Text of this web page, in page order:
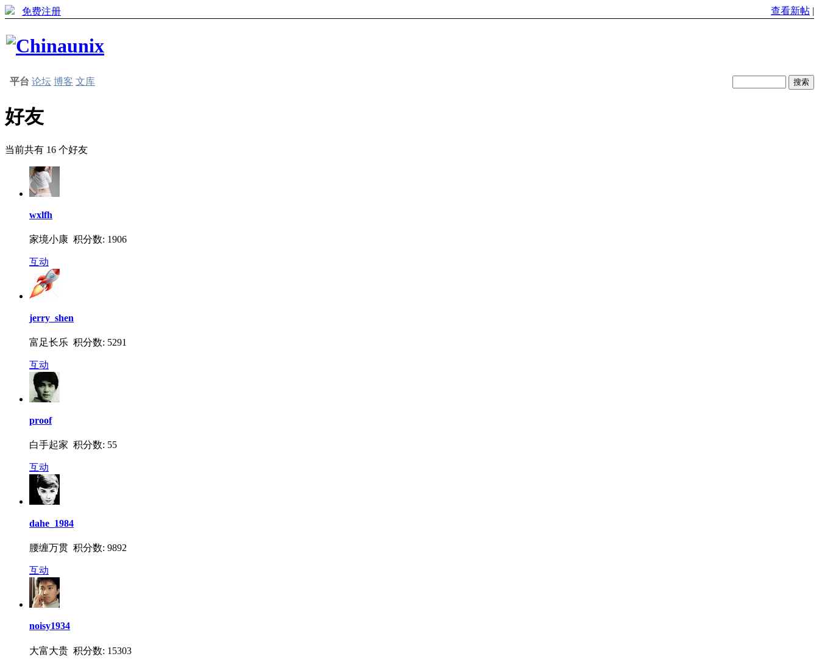
免费注册 查看新帖 |
平台 论坛 博客 文库
好友
当前共有 16 个好友
wxlfh
家境小康 积分数: 1906
互动
jerry_shen
富足长乐 积分数: 5291
互动
proof
白手起家 积分数: 55
互动
dahe_1984
腰缠万贯 积分数: 9892
互动
noisy1934
大富大贵 积分数: 15303